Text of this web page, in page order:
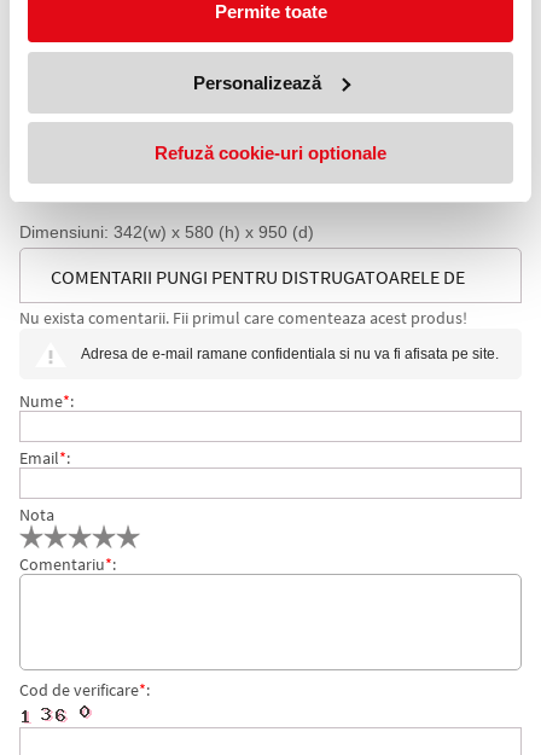
Permite toate
Personalizează
Refuză cookie-uri optionale
Un proces de debarasare curat și eficient.
Polipropilenă de cea mai bună calitate - foarte rezistentă, potrivită
pentru volumele mari de documente distruse.
Cutie dispenser practică.
Dimensiuni: 342(w) x 580 (h) x 950 (d)
COMENTARII PUNGI PENTRU DISTRUGATOARELE DE
DOCUMENTE, DIN PLASTIC, 110 L, 20 BUC/SET LEITZ
Nu exista comentarii. Fii primul care comenteaza acest produs!
Adresa de e-mail ramane confidentiala si nu va fi afisata pe site.
Nume*:
Email*:
Nota
Comentariu*:
Cod de verificare*: